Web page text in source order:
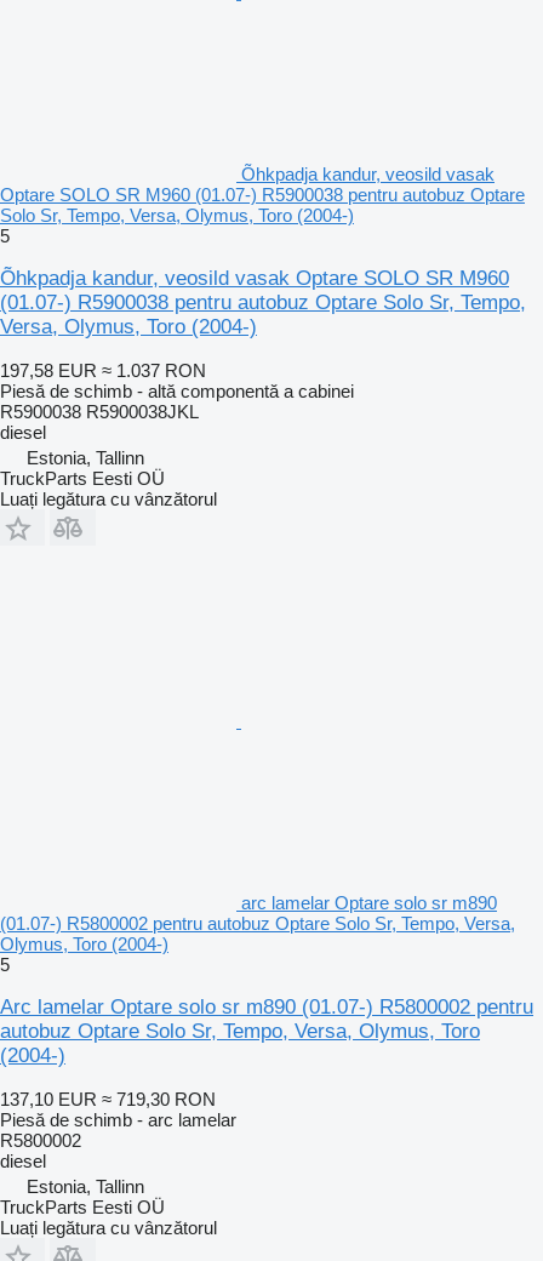
Õhkpadja kandur, veosild vasak
Optare SOLO SR M960 (01.07-) R5900038 pentru autobuz Optare
Solo Sr, Tempo, Versa, Olymus, Toro (2004-)
5
Õhkpadja kandur, veosild vasak Optare SOLO SR M960
(01.07-) R5900038 pentru autobuz Optare Solo Sr, Tempo,
Versa, Olymus, Toro (2004-)
197,58 EUR ≈ 1.037 RON
Piesă de schimb - altă componentă a cabinei
R5900038 R5900038JKL
diesel
Estonia, Tallinn
TruckParts Eesti OÜ
Luați legătura cu vânzătorul
arc lamelar Optare solo sr m890
(01.07-) R5800002 pentru autobuz Optare Solo Sr, Tempo, Versa,
Olymus, Toro (2004-)
5
Arc lamelar Optare solo sr m890 (01.07-) R5800002 pentru
autobuz Optare Solo Sr, Tempo, Versa, Olymus, Toro
(2004-)
137,10 EUR ≈ 719,30 RON
Piesă de schimb - arc lamelar
R5800002
diesel
Estonia, Tallinn
TruckParts Eesti OÜ
Luați legătura cu vânzătorul